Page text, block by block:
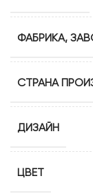
ФАБРИКА,
СТРАНА
ДИЗАЙН
ЦВЕТ